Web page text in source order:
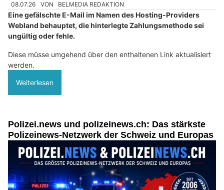
08.07.26 VON BELMEDIA REDAKTION
Eine gefälschte E-Mail im Namen des Hosting-Providers
Webland behauptet, die hinterlegte Zahlungsmethode sei
ungültig oder fehle.
Diese müsse umgehend über den enthaltenen Link aktualisiert
werden.
Weiterlesen
Polizei.news und polizeinews.ch: Das stärkste
Polizeinews-Netzwerk der Schweiz und Europas